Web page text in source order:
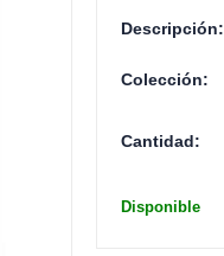
Descripción:
Colección:
Cantidad:
Disponible